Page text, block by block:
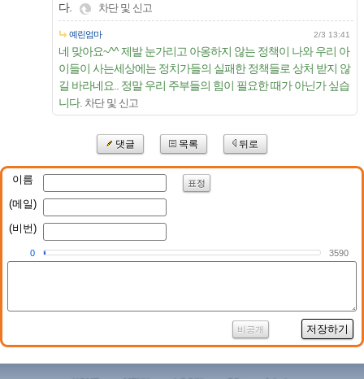
다.
차단 및 신고
예린엄마 2/3 13:41
네 맞아요~^^ 제발 눈가리고 아옹하지 않는 정책이 나와 우리 아
이들이 사는세상에는 정치가들의 실패한 정책들로 상처 받지 않
길 바라네요.. 정말 우리 주부들의 힘이 필요한 때가 아닌가 싶습
니다. 차단 및 신고
댓글 목록 뒤로
이름 표정
(메일)
(비번)
0 3590
비공개 저장하기